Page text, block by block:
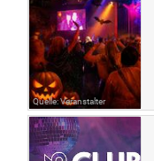
Quelle: Veranstalter